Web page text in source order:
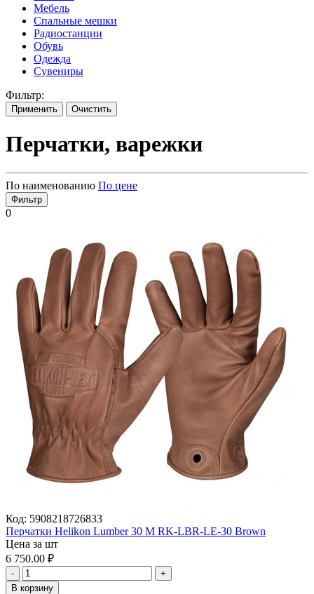
Мебель
Спальные мешки
Радиостанции
Обувь
Одежда
Сувениры
Фильтр:
Применить Очистить
Перчатки, варежки
По наименованию По цене
Фильтр
0
Код: 5908218726833
Перчатки Helikon Lumber 30 M RK-LBR-LE-30 Brown
Цена за шт
6 750.00 ₽
-
+
В корзину